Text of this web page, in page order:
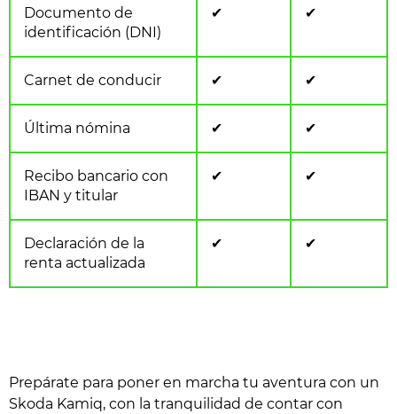
Documento de
identificación (DNI)
✔ ✔
Carnet de conducir ✔ ✔
Última nómina ✔ ✔
Recibo bancario con
IBAN y titular
✔ ✔
Declaración de la
renta actualizada
✔ ✔
Prepárate para poner en marcha tu aventura con un
Skoda Kamiq, con la tranquilidad de contar con